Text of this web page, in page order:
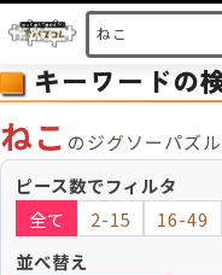
HOME
ピース数 2～15
キーワードの
ねこ のジグソーパズル
ピース数でフィルタ
全て
2-15 16-49
並べ替え